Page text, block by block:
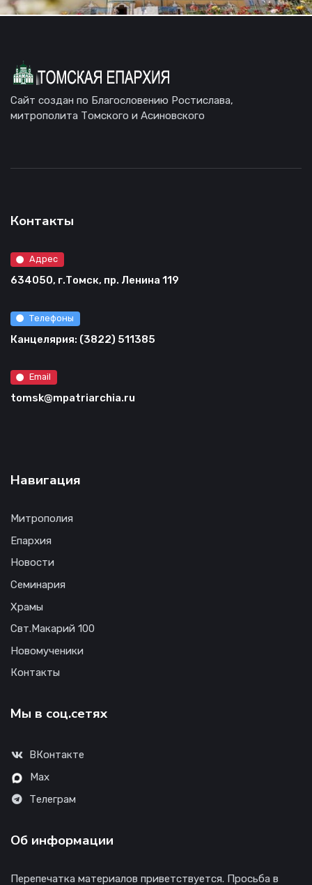
Сайт создан по Благословению Ростислава,
митрополита Томского и Асиновского
Контакты
Адрес
634050, г.Томск, пр. Ленина 119
Телефоны
Канцелярия: (3822) 511385
Email
tomsk@mpatriarchia.ru
Навигация
Митрополия
Епархия
Новости
Семинария
Храмы
Свт.Макарий 100
Новомученики
Контакты
Мы в соц.сетях
ВКонтакте
Max
Телеграм
Об информации
Перепечатка материалов приветствуется. Просьба в